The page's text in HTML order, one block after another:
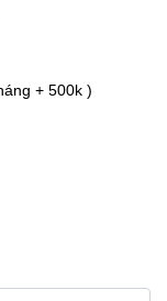
+ 500k )